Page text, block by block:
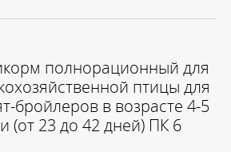
полнорационный для
птицы для
бройлеров в возрасте 4-5
(от 23 до 42 дней) ПК 6